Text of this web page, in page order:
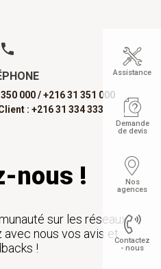
000 / +216 31 351 000
: +216 31 334 333
nous !
sur les réseaux
nous vos avis et
!
Assistance
Demande
de devis
Nos
agences
Contactez
- nous